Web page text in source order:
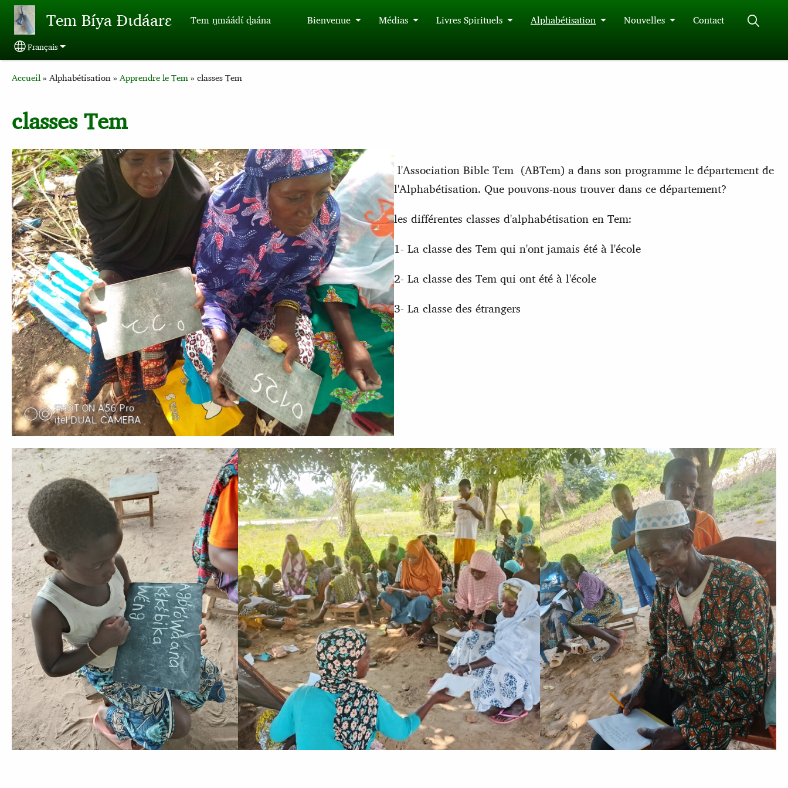
Aller au contenu principal
Tem Bíya Ɖɩdáarɛ Tem ŋmáádɩ́ ɖaána Bienvenue Médias Livres Spirituels Alphabétisation Nouvelles
Contact
Select your language
Français
Breadcrumb
Accueil Alphabétisation Apprendre le Tem classes Tem
classes Tem
l'Association Bible Tem (ABTem) a dans son programme le département de
l'Alphabétisation. Que pouvons-nous trouver dans ce département?
les différentes classes d'alphabétisation en Tem:
1- La classe des Tem qui n'ont jamais été à l'école
2- La classe des Tem qui ont été à l'école
3- La classe des étrangers